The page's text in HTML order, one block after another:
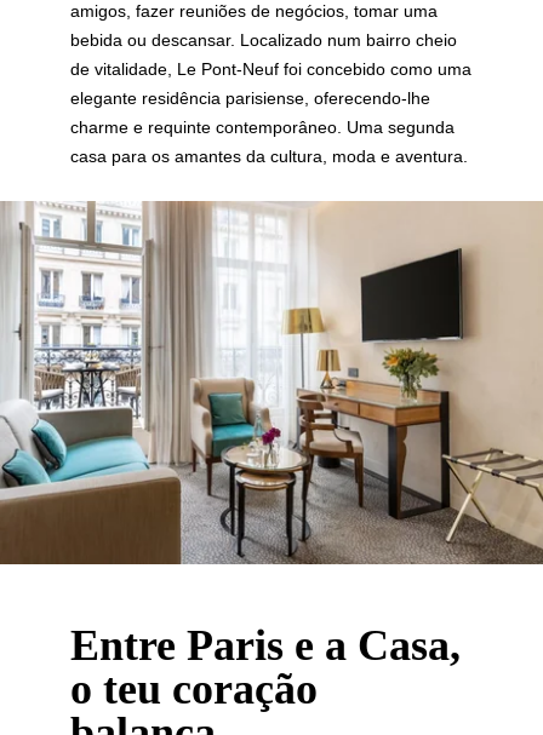
amigos, fazer reuniões de negócios, tomar uma
bebida ou descansar. Localizado num bairro cheio
de vitalidade, Le Pont-Neuf foi concebido como uma
elegante residência parisiense, oferecendo-lhe
charme e requinte contemporâneo. Uma segunda
casa para os amantes da cultura, moda e aventura.
Entre Paris e a Casa,
o teu coração